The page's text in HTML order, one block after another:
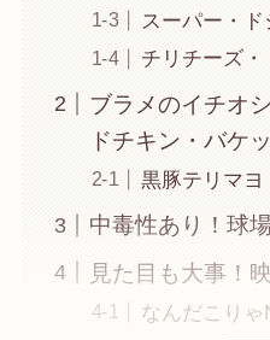
スーパー・
チリチーズ
ブラメのイチオ
ドチキン・バケ
黒豚テリマヨ
中毒性あり！球
見た目も大事！
なんだこり